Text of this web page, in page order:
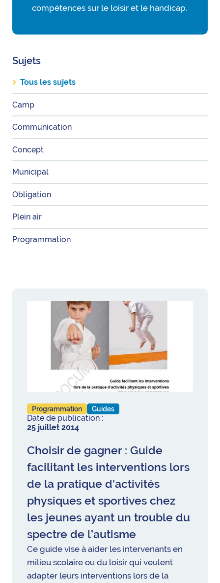
compétences sur le loisir et le handicap.
Sujets
Tous les sujets
Camp
Communication
Concept
Municipal
Obligation
Plein air
Programmation
Programmation Guides
Date de publication :
25 juillet 2014
Choisir de gagner : Guide
facilitant les interventions lors
de la pratique d’activités
physiques et sportives chez
les jeunes ayant un trouble du
spectre de l’autisme
Ce guide vise à aider les intervenants en
milieu scolaire ou du loisir qui veulent
adapter leurs interventions lors de la